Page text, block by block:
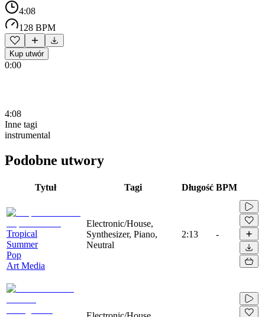
4:08
128 BPM
Kup utwór
0:00
4:08
Inne tagi
instrumental
Podobne utwory
Tytuł Tagi Długość BPM
Tropical
Summer
Pop
Art Media
Electronic/House,
Synthesizer, Piano,
Neutral
2:13 -